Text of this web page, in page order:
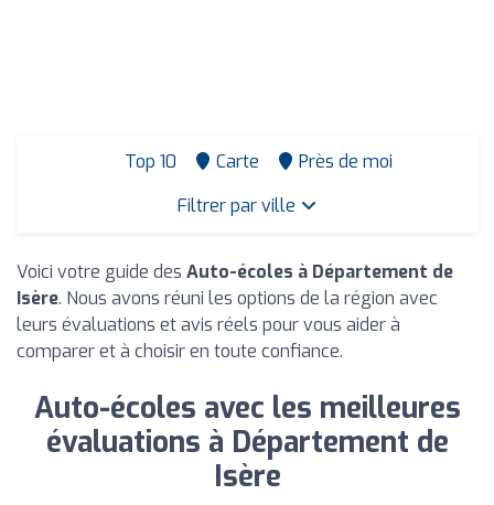
Top 10 Carte
Près de moi
Filtrer par ville
Voici votre guide des Auto-écoles à Département de
Isère. Nous avons réuni les options de la région avec
leurs évaluations et avis réels pour vous aider à
comparer et à choisir en toute confiance.
Auto-écoles avec les meilleures
évaluations à Département de
Isère